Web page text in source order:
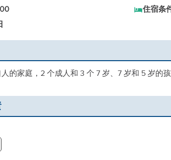
住宿条
的家庭，2 个成人和 3 个 7 岁、7 岁和 5 岁的